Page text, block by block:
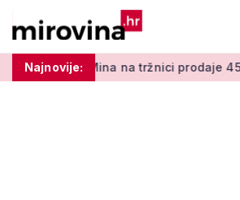
Najnovije:
tržnici prodaje 45 godina: 'Meni je